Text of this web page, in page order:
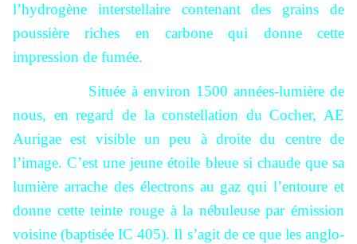
l’hydrogène interstellaire contenant des grains de
poussière riches en carbone qui donne cette
impression de fumée.
Située à environ 1500 années-lumière de
nous, en regard de la constellation du Cocher, AE
Aurigae est visible un peu à droite du centre de
l’image. C’est une jeune étoile bleue si chaude que sa
lumière arrache des électrons au gaz qui l’entoure et
donne cette teinte rouge à la nébuleuse par émission
voisine (baptisée IC 405). Il s’agit de ce que les anglo-